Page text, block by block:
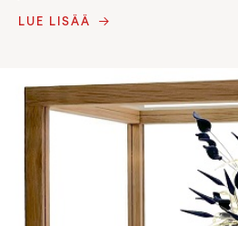
LUE LISÄÄ